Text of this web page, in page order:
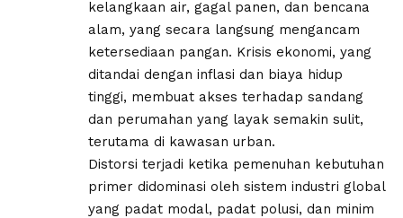
kelangkaan air, gagal panen, dan bencana
alam, yang secara langsung mengancam
ketersediaan pangan. Krisis ekonomi, yang
ditandai dengan inflasi dan biaya hidup
tinggi, membuat akses terhadap sandang
dan perumahan yang layak semakin sulit,
terutama di kawasan urban.
​Distorsi terjadi ketika pemenuhan kebutuhan
primer didominasi oleh sistem industri global
yang padat modal, padat polusi, dan minim